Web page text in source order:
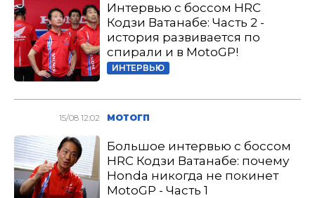
Интервью с боссом HRC
Кодзи Ватанабе: Часть 2 -
история развивается по
спирали и в MotoGP!
ИНТЕРВЬЮ
15/08 12:02 МОТОГП
Большое интервью с боссом
HRC Кодзи Ватанабе: почему
Honda никогда не покинет
MotoGP - Часть 1